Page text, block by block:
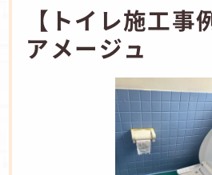
【トイレ施工
アメージュ